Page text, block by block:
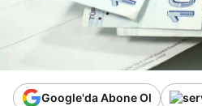
Google'da Abone Ol